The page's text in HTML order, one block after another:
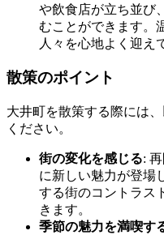
や飲食店が立ち並び
むことができます。
人々を心地よく迎え
散策のポイント
大井町を散策する際には
ください。
街の変化を感じる:
に新しい魅力が登場
する街のコントラス
きます。
季節の魅力を満喫す